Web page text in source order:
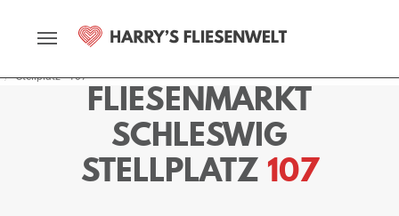
Stellplatz - 107FLIESENMARKT
SCHLESWIG
STELLPLATZ 107